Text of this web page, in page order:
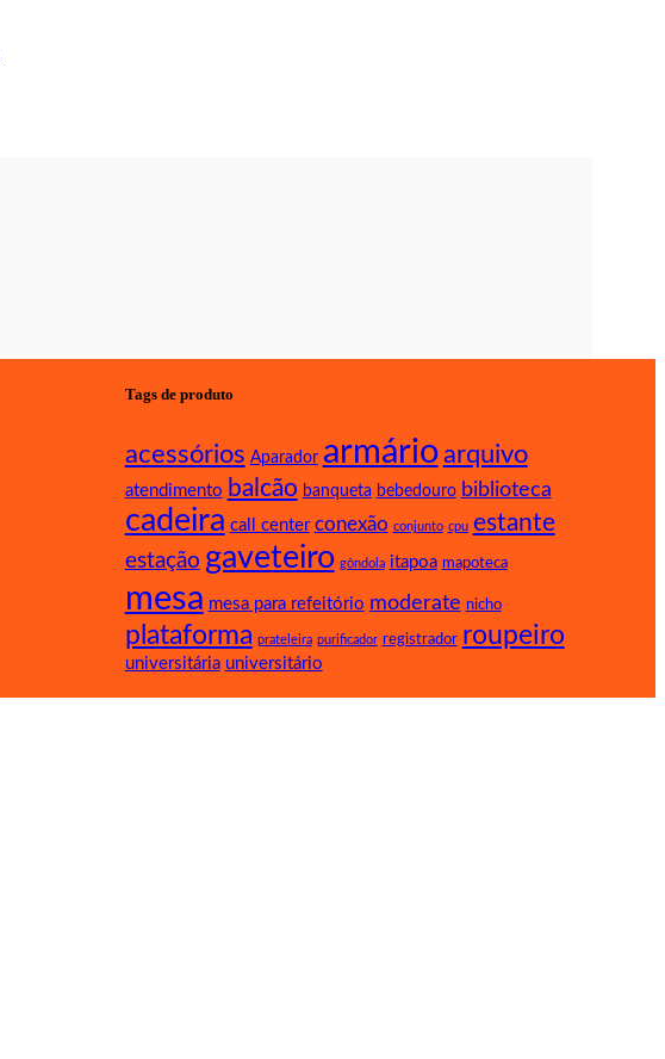
Tags de produto
acessórios Aparador armárioarquivo
atendimento balcão banqueta bebedouro biblioteca
cadeira call center conexão conjunto cpu estante
estação gaveteiro gôndola itapoa mapoteca
mesa mesa para refeitório moderate nicho
plataforma prateleira purificador registrador roupeiro
universitária universitário